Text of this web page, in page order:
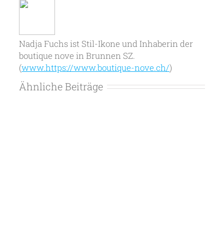
Nadja Fuchs ist Stil-Ikone und Inhaberin der
boutique nove in Brunnen SZ.
(www.https://www.boutique-nove.ch/)
Ähnliche Beiträge